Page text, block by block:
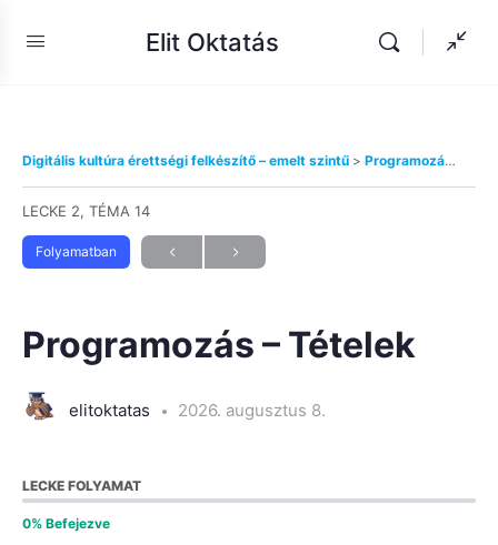
Elit Oktatás
Digitális kultúra érettségi felkészítő – emelt szintű Programozási alapok
LECKE 2, TÉMA 14
Folyamatban
Programozás – Tételek
elitoktatas 2026. augusztus 8.
LECKE FOLYAMAT
0% Befejezve